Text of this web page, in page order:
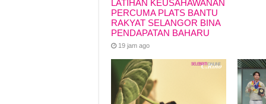
LATIHAN KEUSAHAWANAN
PERCUMA PLATS BANTU
RAKYAT SELANGOR BINA
PENDAPATAN BAHARU
19 jam ago